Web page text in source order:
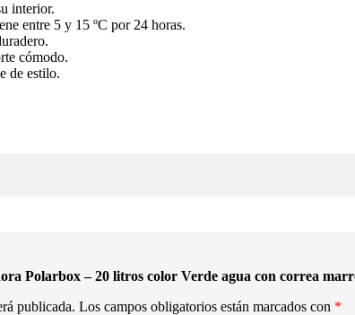
interior.
entre 5 y 15 ºC por 24 horas.
cómodo.
de estilo.
Polarbox – 20 litros color Verde agua con correa
publicada. Los campos obligatorios están marcados con *